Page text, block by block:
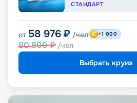
СТАНДАРТ
от 58 976 ₽ /чел
60 800₽ /чел
+1 000
Выбрать круиз